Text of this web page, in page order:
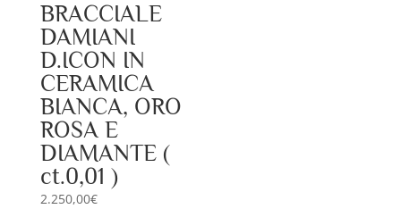
BRACCIALE
DAMIANI
D.ICON IN
CERAMICA
BIANCA, ORO
ROSA E
DIAMANTE (
ct.0,01 )
2.250,00€